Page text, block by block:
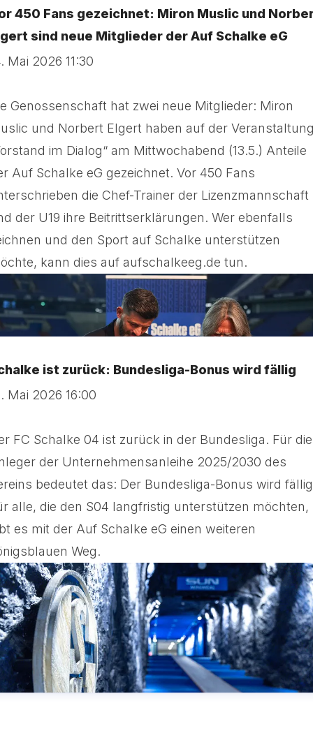
450 Fans gezeichnet: Miron Muslic und
sind neue Mitglieder der Auf Schalke eG
Mai 2026 11:30
Genossenschaft hat zwei neue Mitglieder: Miron
und Norbert Elgert haben auf der
im Dialog“ am Mittwochabend (13.5.) Anteile
Auf Schalke eG gezeichnet. Vor 450 Fans
die Chef-Trainer der Lizenzmannschaft
der U19 ihre Beitrittserklärungen. Wer ebenfalls
und den Sport auf Schalke unterstützen
kann dies auf aufschalkeeg.de tun.
ist zurück: Bundesliga-Bonus wird fällig
Mai 2026 16:00
FC Schalke 04 ist zurück in der Bundesliga. Für die
der Unternehmensanleihe 2025/2030 des
bedeutet das: Der Bundesliga-Bonus wird
alle, die den S04 langfristig unterstützen möchten,
es mit der Auf Schalke eG einen weiteren
Weg.